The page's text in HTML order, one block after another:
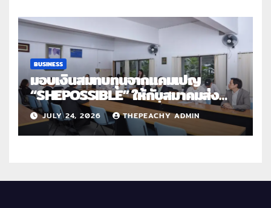
BUSINESS
มอบเงินสมทบทุนจากแคมเปญ
“SHEPOSSIBLE” ให้กับสมาคมส่ง
เสริมสถานภาพสตรีฯ เนื่องในวันสตรี
สากล 2569
JULY 24, 2026 THEPEACHY ADMIN